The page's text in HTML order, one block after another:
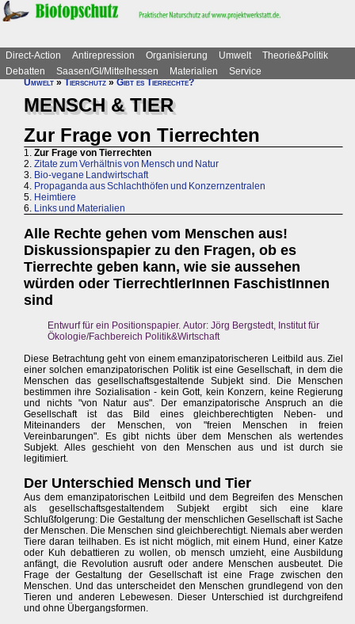
Direct-Action Antirepression Organisierung Umwelt
Theorie&Politik
Debatten
Saasen/GI/Mittelhessen Materialien
Service
Umwelt»Tierschutz»Gibt es Tierrechte?
MENSCH & TIER
Zur Frage von Tierrechten
1. Zur Frage von Tierrechten
2. Zitate zum Verhältnis von Mensch und Natur
3. Bio-vegane Landwirtschaft
4. Propaganda aus Schlachthöfen und Konzernzentralen
5. Heimtiere
6. Links und Materialien
Alle Rechte gehen vom Menschen aus!
Diskussionspapier zu den Fragen, ob es
Tierrechte geben kann, wie sie aussehen
würden oder TierrechtlerInnen FaschistInnen
sind
Entwurf für ein Positionspapier. Autor: Jörg Bergstedt, Institut für
Ökologie/Fachbereich Politik&Wirtschaft
Diese Betrachtung geht von einem emanzipatorischeren Leitbild aus. Ziel
einer solchen emanzipatorischen Politik ist eine Gesellschaft, in dem die
Menschen das gesellschaftsgestaltende Subjekt sind. Die Menschen
bestimmen ihre Sozialisation - kein Gott, kein Konzern, keine Regierung
und nichts "von Natur aus". Der emanzipatorische Anspruch an die
Gesellschaft ist das Bild eines gleichberechtigten Neben- und
Miteinanders der Menschen, von "freien Menschen in freien
Vereinbarungen". Es gibt nichts über dem Menschen als wertendes
Subjekt. Alles geschieht von den Menschen aus und ist durch sie
legitimiert.
Der Unterschied Mensch und Tier
Aus dem emanzipatorischen Leitbild und dem Begreifen des Menschen
als gesellschaftsgestaltendem Subjekt ergibt sich eine klare
Schlußfolgerung: Die Gestaltung der menschlichen Gesellschaft ist Sache
der Menschen. Die Menschen sind gleichberechtigt. Niemals aber werden
Tiere daran teilhaben. Es ist nicht möglich, mit einem Hund, einer Katze
oder Kuh debattieren zu wollen, ob mensch umzieht, eine Ausbildung
anfängt, die Revolution ausruft oder andere Menschen ausbeutet. Die
Frage der Gestaltung der Gesellschaft ist eine Frage zwischen den
Menschen. Und das unterscheidet den Menschen grundlegend von den
Tieren und anderen Lebewesen. Dieser Unterschied ist durchgreifend
und ohne Übergangsformen.